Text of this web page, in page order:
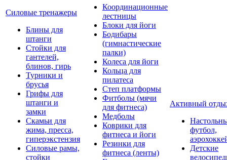
Силовые тренажеры
Блины для
штанги
Стойки для
гантелей,
блинов, гирь
Турники и
брусья
Грифы для
штанги и
замки
Скамьи для
жима, пресса,
гиперэкстензия
Силовые рамы,
стойки
Координационные
лестницы
Блоки для йоги
Бодибары
(гимнастические
палки)
Колеса для йоги
Кольца для
пилатеса
Степ платформы
Фитболы (мячи
для фитнеса)
Медболы
Коврики для
фитнеса и йоги
Резинки для
фитнеса (ленты)
Активный
футбол,
Детские